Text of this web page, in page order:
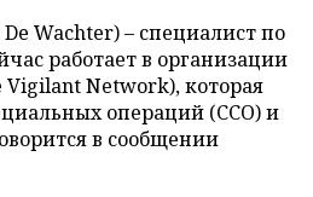
Wachter) – специалист по
работает в организации
Network), которая
операций (ССО) и
в сообщении